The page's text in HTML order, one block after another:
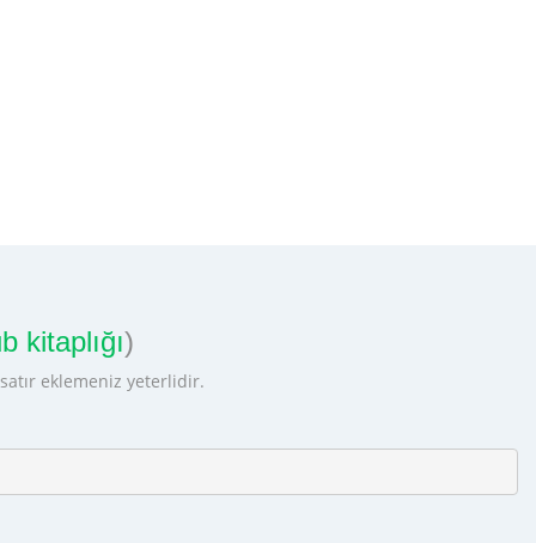
kitaplığı)
eklemeniz yeterlidir.